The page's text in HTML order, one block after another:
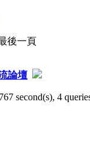
後一頁
論壇
second(s), 4